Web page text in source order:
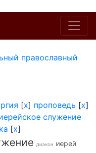
православный
[x] проповедь [x]
служение
[x]
диакон иерей